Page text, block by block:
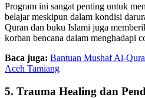
Program ini sangat penting untuk
belajar meskipun dalam kondisi
Quran dan buku Islami juga
korban bencana dalam menghadapi
Baca juga: Bantuan Mushaf Al-
Aceh Tamiang
5. Trauma Healing dan